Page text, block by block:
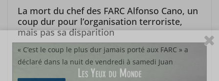
La mort du chef des FARC Alfonso Cano, un
coup dur pour l’organisation terroriste,
mais pas sa disparition
« C’est le coup le plus dur jamais porté aux FARC » a
déclaré dans la nuit de vendredi à samedi Juan